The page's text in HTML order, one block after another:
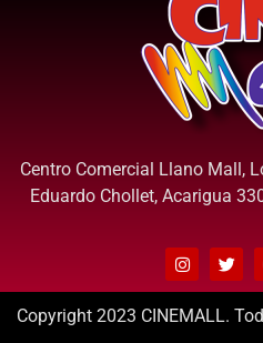
Centro Comercial Llano Mall,
Eduardo Chollet, Acarigua
Copyright 2023 CINEMALL.